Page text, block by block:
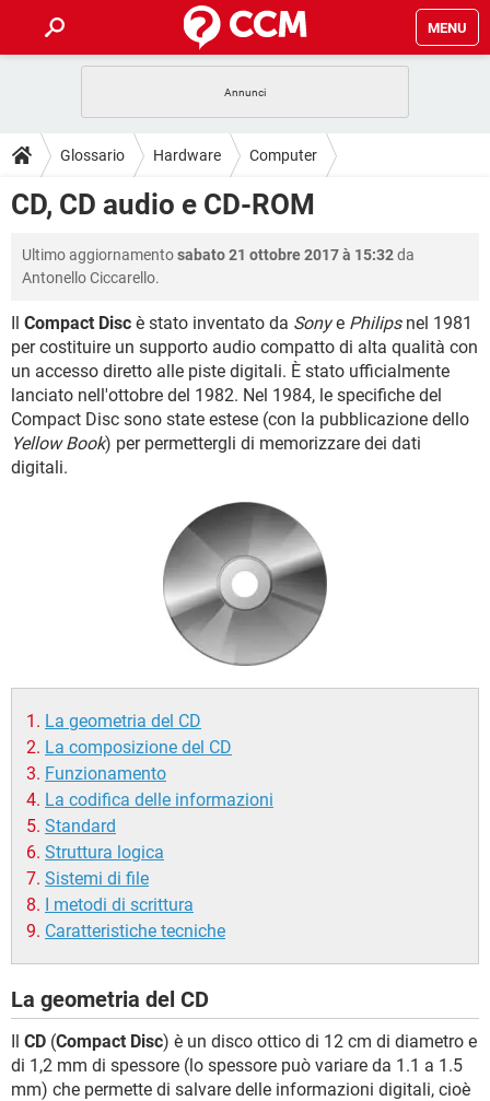
MENU
INTRATTENIMENTO ANDROID
iOS WINDOWS 10
TIKTOK
GUIDE
COVID-19
INTRATTENIMENTO ANDROID
iOS WINDOWS 10
TIKTOK FACEBOOK
HARDWARE
DOWNLOAD
INTRATTENIMENTO
INSTAGRAM WHATSAPP
TIKTOK FACEBOOK
HARDWARE
FORUM
INTRATTENIMENTO ANDROID
iOS WINDOWS 10
INSTAGRAM WHATSAPP
TIKTOK FACEBOOK
HARDWARE
COVID-19 GAMING
INTRATTENIMENTO ANDROID
iOS WINDOWS 10
INSTAGRAM
Glossario Hardware Computer
CD, CD audio e CD-ROM
Ultimo aggiornamentosabato 21 ottobre 2017 à 15:32da
Antonello Ciccarello.
Il Compact Disc è stato inventato da Sonye Philipsnel 1981
per costituire un supporto audio compatto di alta qualità con
un accesso diretto alle piste digitali. È stato ufficialmente
lanciato nell'ottobre del 1982. Nel 1984, le specifiche del
Compact Disc sono state estese (con la pubblicazione dello
Yellow Book) per permettergli di memorizzare dei dati
digitali.
La geometria del CD
La composizione del CD
Funzionamento
La codifica delle informazioni
Standard
Struttura logica
Sistemi di file
I metodi di scrittura
Caratteristiche tecniche
La geometria del CD
Il CD (Compact Disc) è un disco ottico di 12 cm di diametro e
di 1,2 mm di spessore (lo spessore può variare da 1.1 a 1.5
mm) che permette di salvare delle informazioni digitali, cioè